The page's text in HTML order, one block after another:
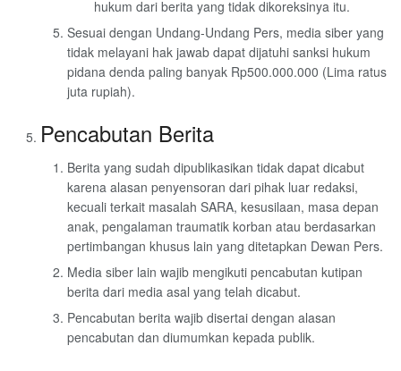
hukum dari berita yang tidak dikoreksinya itu.
Sesuai dengan Undang-Undang Pers, media siber yang
tidak melayani hak jawab dapat dijatuhi sanksi hukum
pidana denda paling banyak Rp500.000.000 (Lima ratus
juta rupiah).
Pencabutan Berita
Berita yang sudah dipublikasikan tidak dapat dicabut
karena alasan penyensoran dari pihak luar redaksi,
kecuali terkait masalah SARA, kesusilaan, masa depan
anak, pengalaman traumatik korban atau berdasarkan
pertimbangan khusus lain yang ditetapkan Dewan Pers.
Media siber lain wajib mengikuti pencabutan kutipan
berita dari media asal yang telah dicabut.
Pencabutan berita wajib disertai dengan alasan
pencabutan dan diumumkan kepada publik.